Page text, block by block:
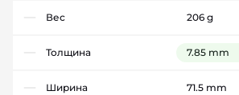
Вес 206 g
Толщина 7.85 mm
Ширина 71.5 mm